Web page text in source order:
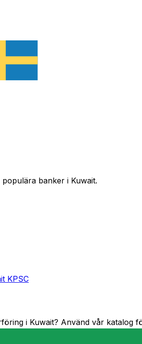
banker i Kuwait.
KPSC
i Kuwait? Använd vår katalog
är det viktigt att ha rätt SWIFT-kod